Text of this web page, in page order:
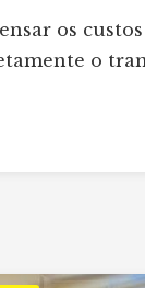
os
o